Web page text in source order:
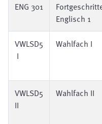
ENG 301
Englisch 1
VWLSD5
I
Wahlfach I
VWLSD5
II
Wahlfach II